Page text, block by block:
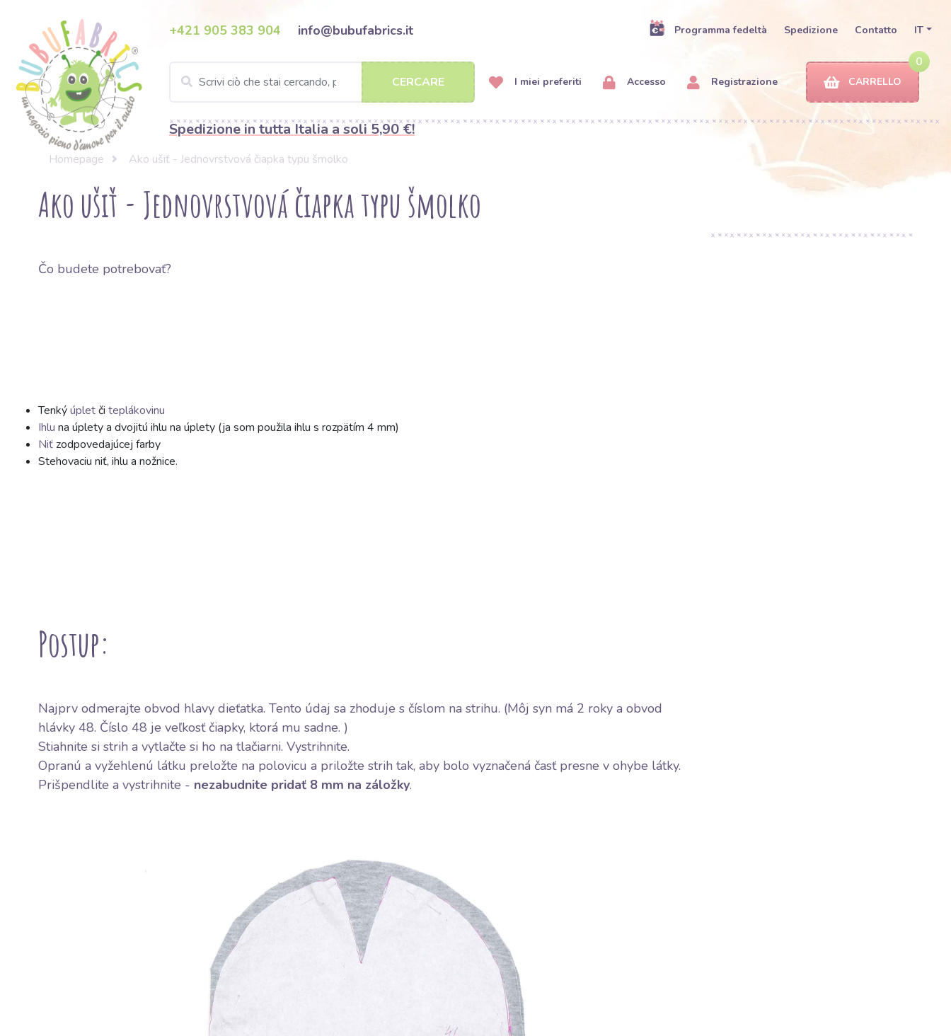
+421 905 383 904 info@bubufabrics.it Programma fedeltà Spedizione Contatto IT
CERCARE I miei preferiti Accesso Registrazione
0
CARRELLO
Spedizione in tutta Italia a soli 5,90 €!
Homepage Ako ušiť - Jednovrstvová čiapka typu šmolko
Ako ušiť - Jednovrstvová čiapka typu šmolko
Čo budete potrebovať?
Tenkýúpletči teplákovinu
Ihlu na úplety a dvojitú ihlu na úplety (ja som použila ihlu s rozpätím 4 mm)
Niťzodpovedajúcej farby
Stehovaciu niť, ihlu a nožnice.
Postup:
Najprv odmerajte obvod hlavy dieťatka. Tento údaj sa zhoduje s číslom na strihu. (Môj syn má 2 roky a obvod
hlávky 48. Číslo 48 je veľkosť čiapky, ktorá mu sadne. )
Stiahnite si strih a vytlačte si ho na tlačiarni. Vystrihnite.
Opranú a vyžehlenú látku preložte na polovicu a priložte strih tak, aby bolo vyznačená časť presne v ohybe látky.
Prišpendlite a vystrihnite - nezabudnite pridať 8 mm na záložky.